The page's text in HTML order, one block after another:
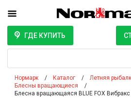
ГДЕ КУПИТЬ
Нормарк Каталог Летняя
Блесны вращающиеся
Блесна вращающаяся BLUE FOX